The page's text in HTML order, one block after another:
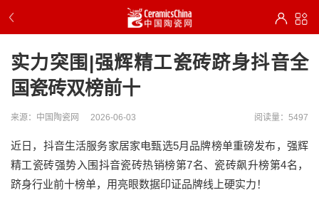
实力突围|强辉精工瓷砖跻身抖音全
国瓷砖双榜前十
来源：中国陶瓷网 2026-06-03 阅读量：5497
近日，抖音生活服务家居家电甄选5月品牌榜单重磅发布，强辉
精工瓷砖强势入围抖音瓷砖热销榜第7名、瓷砖飙升榜第4名，
跻身行业前十榜单，用亮眼数据印证品牌线上硬实力！